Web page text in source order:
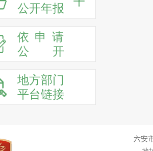
公开年报
依申请
公
开
地方部门
平台链接
六安